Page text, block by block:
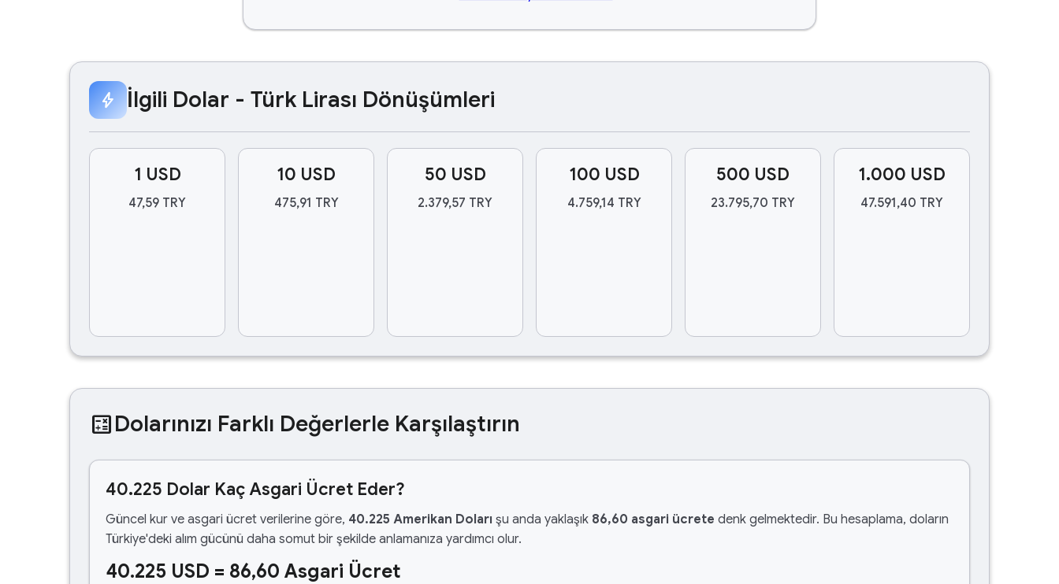
bolt İlgili Dolar - Türk Lirası Dönüşümleri
1 USD
47,59 TRY
10 USD
475,91 TRY
50 USD
2.379,57 TRY
100 USD
4.759,14 TRY
500 USD
23.795,70 TRY
1.000 USD
47.591,40 TRY
calculateDolarınızı Farklı Değerlerle Karşılaştırın
40.225 Dolar Kaç Asgari Ücret Eder?
Güncel kur ve asgari ücret verilerine göre, 40.225 Amerikan Doları şu anda yaklaşık 86,60 asgari ücrete denk gelmektedir. Bu hesaplama, doların
Türkiye'deki alım gücünü daha somut bir şekilde anlamanıza yardımcı olur.
40.225 USD = 86,60 Asgari Ücret